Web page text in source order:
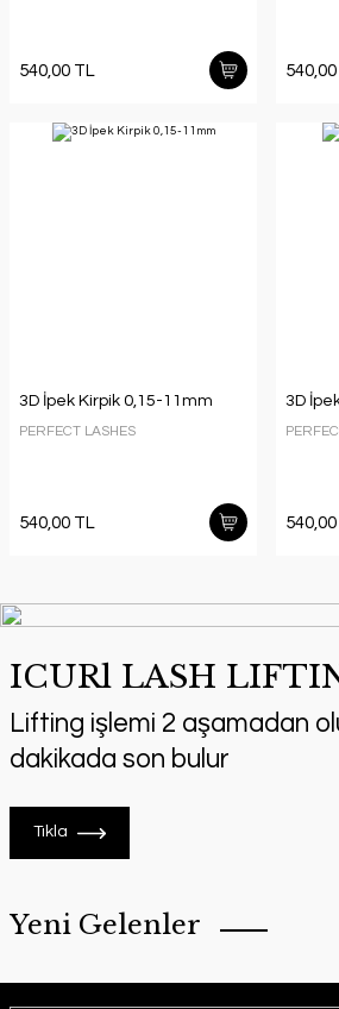
540,00 TL
3D İpek Kirpik 0,15-11mm
PERFECT LASHES
540,00 TL
3D
ICURl LASH
Lifting işlemi 2 aşamadan
dakikada son bulur
Tıkla
Yeni Gelenler